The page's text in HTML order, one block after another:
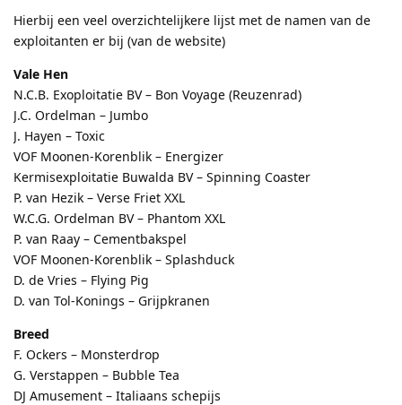
Hierbij een veel overzichtelijkere lijst met de namen van de
exploitanten er bij (van de website)
Vale Hen
N.C.B. Exoploitatie BV – Bon Voyage (Reuzenrad)
J.C. Ordelman – Jumbo
J. Hayen – Toxic
VOF Moonen-Korenblik – Energizer
Kermisexploitatie Buwalda BV – Spinning Coaster
P. van Hezik – Verse Friet XXL
W.C.G. Ordelman BV – Phantom XXL
P. van Raay – Cementbakspel
VOF Moonen-Korenblik – Splashduck
D. de Vries – Flying Pig
D. van Tol-Konings – Grijpkranen
Breed
F. Ockers – Monsterdrop
G. Verstappen – Bubble Tea
DJ Amusement – Italiaans schepijs